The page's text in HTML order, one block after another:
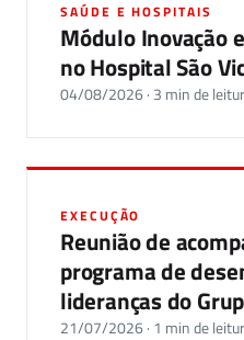
SAÚDE E HOSPITAIS
Módulo Inovação
no Hospital São
04/08/2026 · 3 min de
EXECUÇÃO
Reunião de
programa de
lideranças do
21/07/2026 · 1 min de